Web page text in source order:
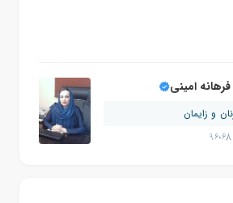
امینی
و زایمان